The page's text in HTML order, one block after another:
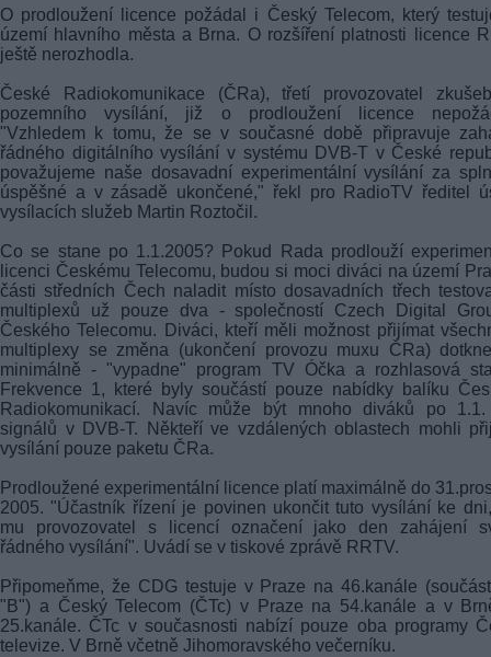
O prodloužení licence požádal i Český Telecom, který
území hlavního města a Brna. O rozšíření platnosti licence
ještě nerozhodla.
České Radiokomunikace (ČRa), třetí provozovatel
pozemního vysílání, již o prodloužení licence
"Vzhledem k tomu, že se v současné době připravuje
řádného digitálního vysílání v systému DVB-T v České
považujeme naše dosavadní experimentální vysílání za
úspěšné a v zásadě ukončené," řekl pro RadioTV ředitel
vysílacích služeb Martin Roztočil.
Co se stane po 1.1.2005? Pokud Rada prodlouží
licenci Českému Telecomu, budou si moci diváci na území
části středních Čech naladit místo dosavadních třech
multiplexů už pouze dva - společností Czech Digital
Českého Telecomu. Diváci, kteří měli možnost přijímat
multiplexy se změna (ukončení provozu muxu ČRa)
minimálně - "vypadne" program TV Óčka a rozhlasová
Frekvence 1, které byly součástí pouze nabídky balíku
Radiokomunikací. Navíc může být mnoho diváků po
signálů v DVB-T. Někteří ve vzdálených oblastech mohli
vysílání pouze paketu ČRa.
Prodloužené experimentální licence platí maximálně do
2005. "Účastník řízení je povinen ukončit tuto vysílání ke
mu provozovatel s licencí označení jako den zahájení
řádného vysílání". Uvádí se v tiskové zprávě RRTV.
Připomeňme, že CDG testuje v Praze na 46.kanále
"B") a Český Telecom (ČTc) v Praze na 54.kanále a v
25.kanále. ČTc v současnosti nabízí pouze oba programy
televize. V Brně včetně Jihomoravského večerníku.